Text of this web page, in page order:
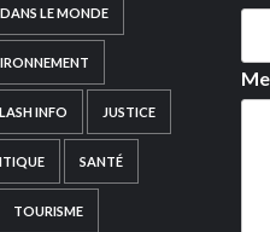
DANS LE MONDE
INFO JUSTICE
SANTÉ
TOURISME